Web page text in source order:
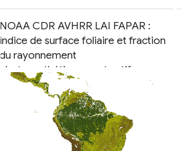
NOAA CDR AVHRR LAI FAPAR :
indice de surface foliaire et fraction
du rayonnement
photosynthétiquement actif
absorbé, version 5